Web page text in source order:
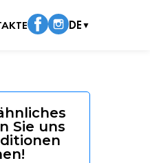
DE▼
Sie uns